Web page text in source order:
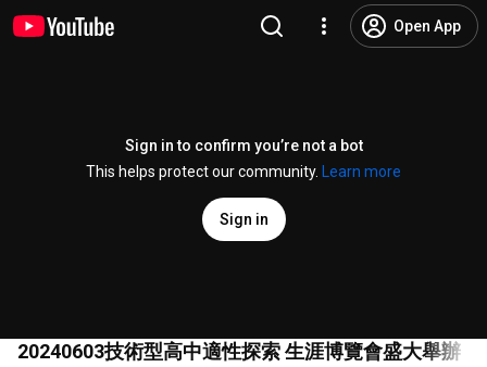
Open App
Sign in to confirm you’re not a bot
This helps protect our community.
Learn more
Sign in
20240603技術型高中適性探索 生涯博覽會盛大舉辦